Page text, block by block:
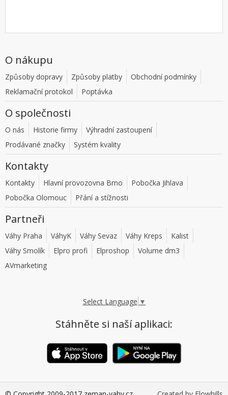
O nákupu
Způsoby dopravy Způsoby platby
Obchodní podmínky
Reklamační protokol
Poptávka
O společnosti
O nás Historie firmy
Výhradní zastoupení
Prodávané značky
Systém kvality
Kontakty
Kontakty Hlavní provozovna Brno
Pobočka Jihlava
Pobočka Olomouc
Přání a stížnosti
Partneři
Váhy Praha VáhyK Váhy Sevaz Váhy Kreps
Kalist
Váhy Smolík
Elpro profi Elproshop
Volume dm3
AVmarketing
Select Language ▼
Stáhněte si naší aplikaci: